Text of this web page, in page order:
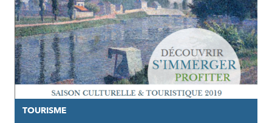
TOURISME